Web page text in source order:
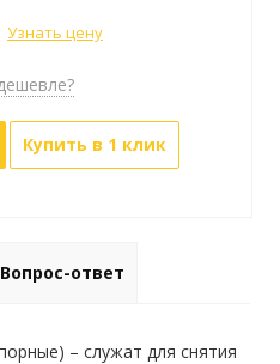
Узнать цену
Купить в 1 клик
Вопрос-ответ
– служат для снятия